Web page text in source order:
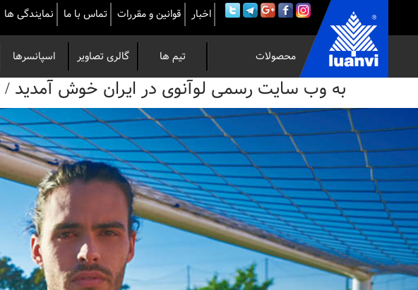
به
وب
سایت
رسمی
لوآنوی
در
اخبار قوانین و مقررات تماس با ما نمایندگی ها
محصولات تیم ها گالری تصاویر اسپانسرها
به وب سایت رسمی لوآنوی در ایران خوش آمدید / luanvi